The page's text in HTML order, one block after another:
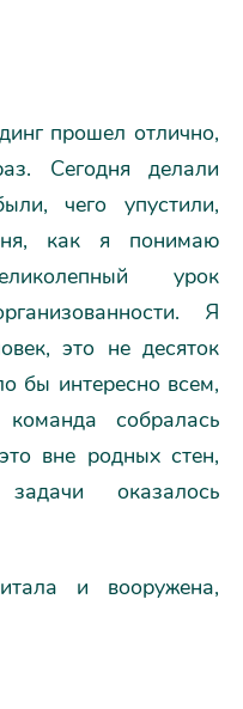
прошел отлично,
Сегодня делали
чего упустили,
как я понимаю
урок
Я
это не десяток
бы интересно всем,
собралась
вне родных стен,
оказалось
и вооружена,